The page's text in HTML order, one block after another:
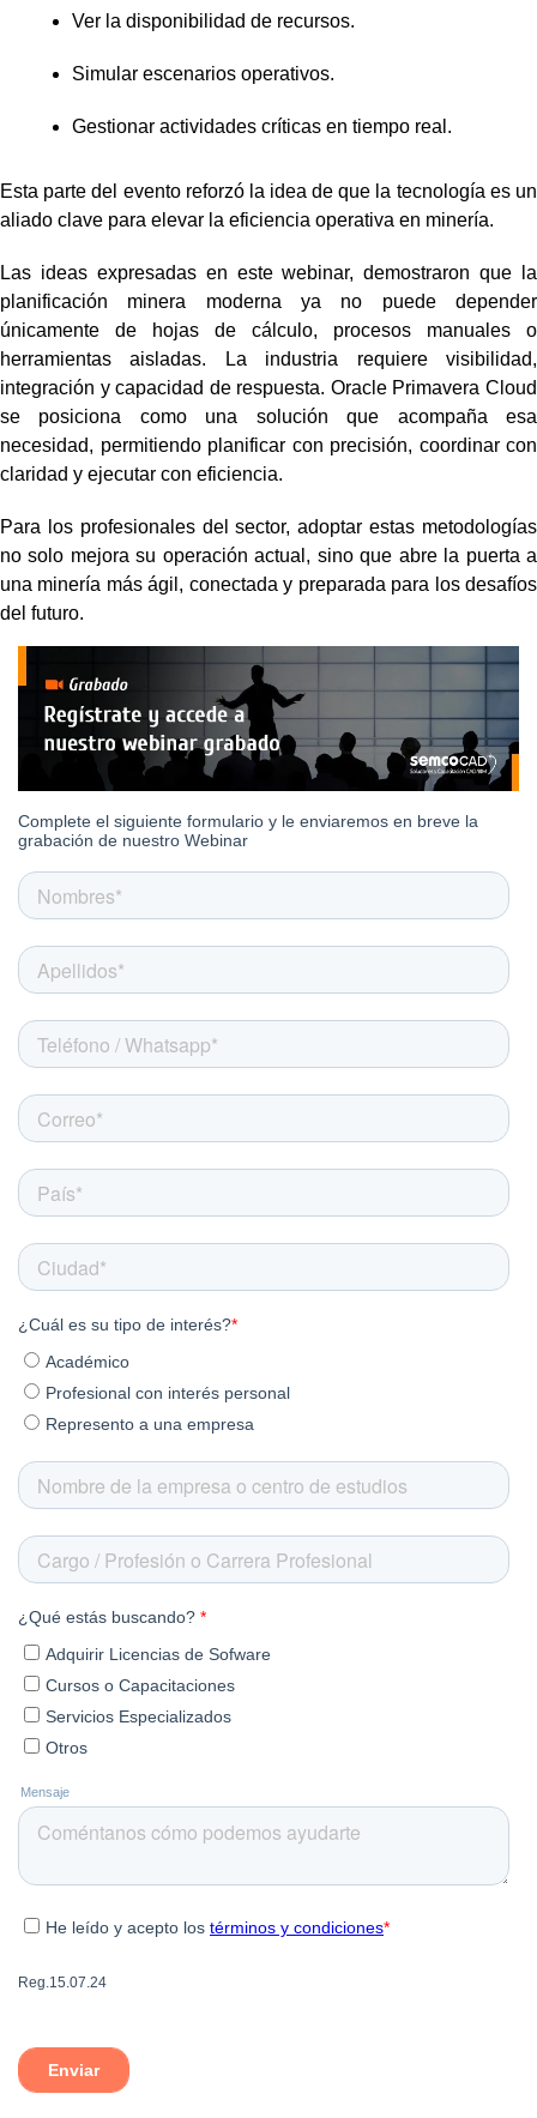
Ver la disponibilidad de recursos.
Simular escenarios operativos.
Gestionar actividades críticas en tiempo real.
Esta parte del evento reforzó la idea de que la tecnología es un
aliado clave para elevar la eficiencia operativa en minería.
Las ideas expresadas en este webinar, demostraron que la
planificación minera moderna ya no puede depender
únicamente de hojas de cálculo, procesos manuales o
herramientas aisladas. La industria requiere visibilidad,
integración y capacidad de respuesta. Oracle Primavera Cloud
se posiciona como una solución que acompaña esa
necesidad, permitiendo planificar con precisión, coordinar con
claridad y ejecutar con eficiencia.
Para los profesionales del sector, adoptar estas metodologías
no solo mejora su operación actual, sino que abre la puerta a
una minería más ágil, conectada y preparada para los desafíos
del futuro.